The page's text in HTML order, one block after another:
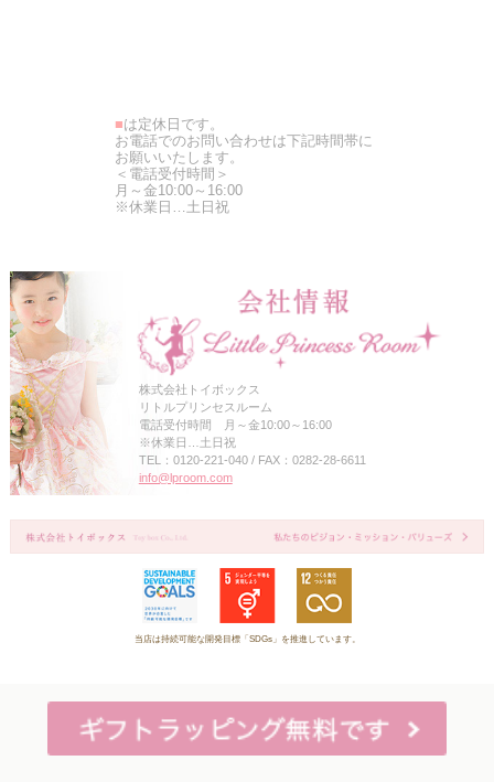
■は定休日です。
お電話でのお問い合わせは下記時間帯に
お願いいたします。
＜電話受付時間＞
月～金10:00～16:00
※休業日…土日祝
株式会社トイボックス
リトルプリンセスルーム
電話受付時間 月～金10:00～16:00
※休業日…土日祝
TEL：0120-221-040 / FAX：0282-28-6611
info@lproom.com
当店は持続可能な開発目標「SDGs」を推進しています。